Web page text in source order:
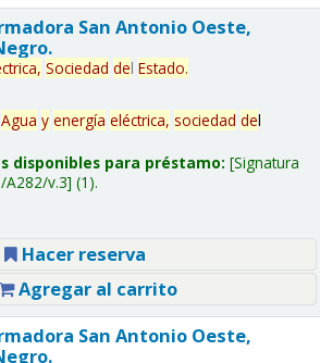
San Antonio Oeste,
Sociedad del Estado.
Agua y energía eléctrica, sociedad del
disponibles para préstamo: Signatura
A282/v.3 (1).
Hacer reserva
Agregar al carrito
San Antonio Oeste,